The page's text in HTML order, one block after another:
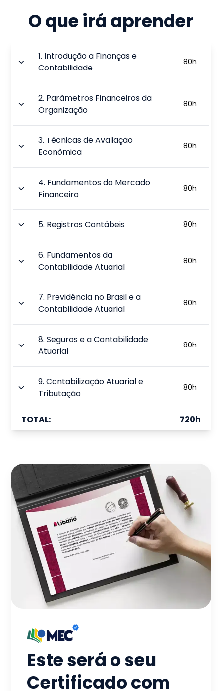
O que irá aprender
1. Introdução a Finanças e
Contabilidade
80h
2. Parâmetros Financeiros da
Organização
80h
3. Técnicas de Avaliação
Econômica
80h
4. Fundamentos do Mercado
Financeiro
80h
5. Registros Contábeis 80h
6. Fundamentos da
Contabilidade Atuarial
80h
7. Previdência no Brasil e a
Contabilidade Atuarial
80h
8.Seguros e a Contabilidade
Atuarial
80h
9.Contabilização Atuarial e
Tributação
80h
TOTAL: 720h
Este será o seu
Certificado com